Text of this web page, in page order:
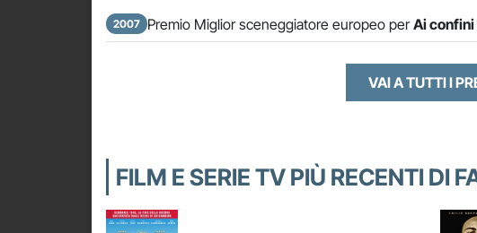
2007 Premio Miglior sceneggiatore europeo perAi
VAI A TUTTI I
FILM E SERIE TV PIÙ RECENTI DI